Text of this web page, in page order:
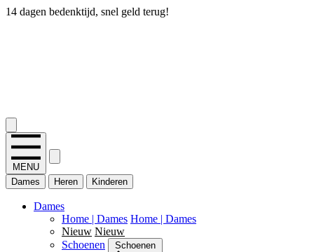
14 dagen bedenktijd, snel geld terug!
MENU
Dames
Heren Kinderen
Dames
Home | Dames Home | Dames
Nieuw Nieuw
Schoenen
Schoenen